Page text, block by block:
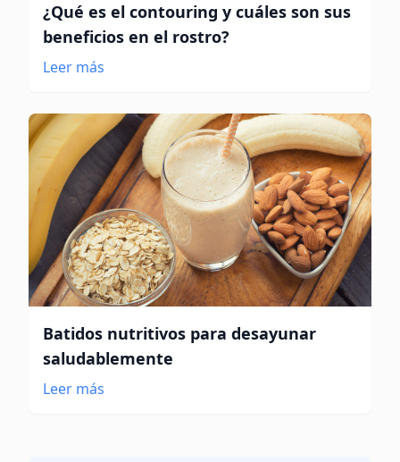
¿Qué es el contouring y cuáles son sus
beneficios en el rostro?
Leer más
Batidos nutritivos para desayunar
saludablemente
Leer más